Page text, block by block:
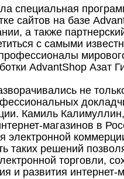
специальная
сайтов на базе
а также
с самыми
AdvantShop Азат
не
Камиль
магазинов в
электронной
таких решений
торговли,
и развития интернет-